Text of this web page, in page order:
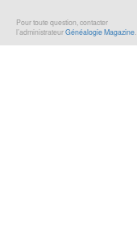
Pour toute question, contacter
l’administrateurGénéalogie Magazine.